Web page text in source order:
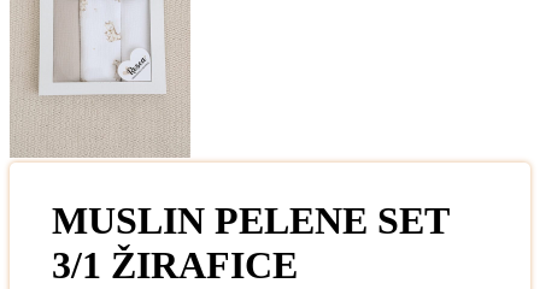
MUSLIN PELENE SET
3/1 ŽIRAFICE